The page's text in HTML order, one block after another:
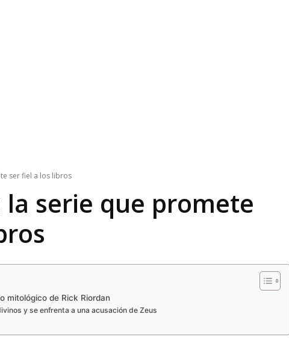
ser fiel a los libros
la serie que promete
mitológico de Rick Riordan
y se enfrenta a una acusación de Zeus